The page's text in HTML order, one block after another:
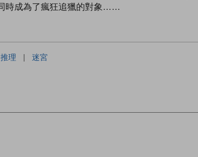
時成為了瘋狂追獵的對象……
推理 | 迷宮